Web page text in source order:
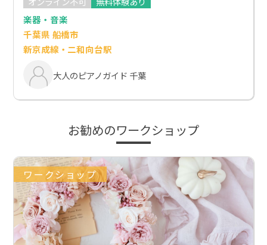
楽器・音楽
千葉県 船橋市
新京成線・二和向台駅
大人のピアノガイド 千葉
お勧めのワークショップ
ワークショップ